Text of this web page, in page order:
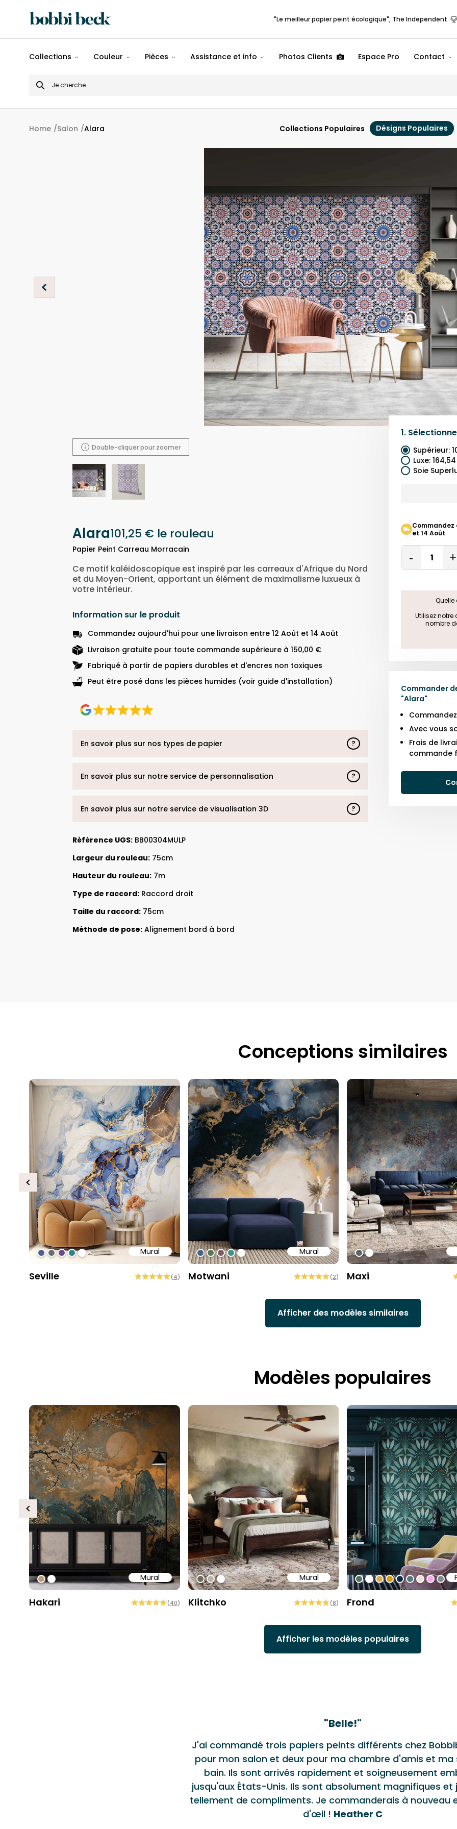
"Le meilleur papier peint écologique", The Independent
Populaires
Panoramiques
Collections Couleur Pièces Assistance et info Photos Clients Espace Pro Contact
Search
for
Home Salon Alara Collections Populaires Désigns Populaires
Double-cliquer pour zoomer
Alara101,25 € le rouleau
Papier Peint Carreau Morracain
1.
Supérieur:
Luxe:
Soie
Commandez
et 14 Août
Quantity
Remove
One
Utilisez
nombre
Commander
"Alara"
Avec vous
Frais de
commande
Ce motif kaléidoscopique est inspiré par les carreaux d'Afrique du Nord
et du Moyen-Orient, apportant un élément de maximalisme luxueux à
votre intérieur.
Information sur le produit
Commandez aujourd'hui pour une livraison entre 12 Août et 14 Août
Livraison gratuite pour toute commande supérieure à 150,00 €
Fabriqué à partir de papiers durables et d'encres non toxiques
Peut être posé dans les pièces humides (voir guide d'installation)
En savoir plus sur nos types de papier ?
En savoir plus sur notre service de personnalisation ?
En savoir plus sur notre service de visualisation 3D ?
Référence UGS: BB00304MULP
Largeur du rouleau: 75cm
Hauteur du rouleau: 7m
Type de raccord: Raccord droit
Taille du raccord: 75cm
Méthode de pose: Alignement bord à bord
Conceptions similaires
Mural
#4f618d
#6d6d6d
#6c4b86
#2b858f
#ffffff
Seville (4)
Mural
#496384
#567758
#815960
#3e938c
#ffffff
Motwani (2)
#576669
#ffffff
Maxi
Previous
Afficher des modèles similaires
Modèles populaires
Mural
#bd9e7a
#ffffff
Hakari (40)
Mural
#6e6d58
#b9b6a6
#ffffff
Klitchko (8)
#547260
#ffffff
#dcab49
#de9903
#0d2b46
#54777f
#efded0
Frond
Previous
Afficher les modèles populaires
"Belle!"
J'ai commandé trois papiers peints différents chez
pour mon salon et deux pour ma chambre d'amis et ma
bain. Ils sont arrivés rapidement et soigneusement
jusqu'aux États-Unis. Ils sont absolument magnifiques et
tellement de compliments. Je commanderais à nouveau
d'œil ! Heather C